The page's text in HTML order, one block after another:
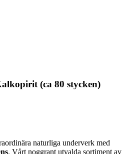
(ca 80 stycken)
naturliga underverk med
. Vårt noggrant utvalda sortiment av